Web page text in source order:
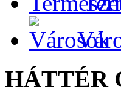
HÁTTÉR